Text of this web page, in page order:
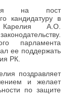
на пост
кандидатуру в
Карелия А.О.
парламента
ее поддержать
РК.
поздравляет
и желает
по защите